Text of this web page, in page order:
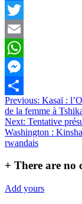
Facebook
Twitter
Email
WhatsApp
Messenger
Partager
Navigation
de
l’article
Previous: Kasaï :
de la femme à
Next: Tentative
Washington :
rwandais
+ There are no
Add yours